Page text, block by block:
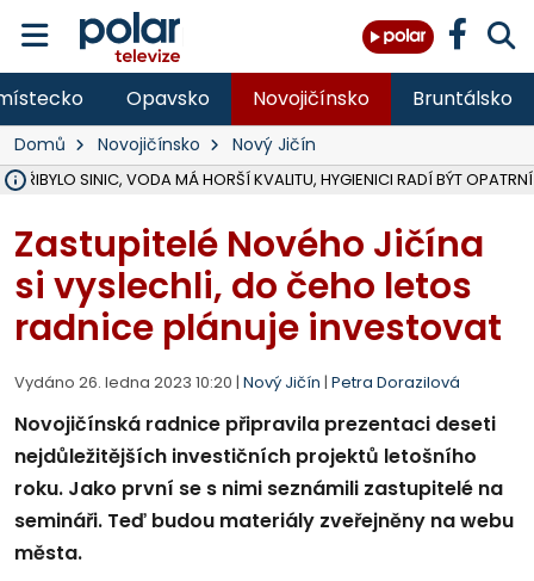
Opavsko Novojičínsko Bruntálsko
Domů Novojičínsko Nový Jičín
PŘIBYLO SINIC, VODA MÁ HORŠÍ KVALITU, HYGIENICI RADÍ BÝT OPATRNÍ
ÚOHS DAL ZÁTORU POKUTU 100 000 ZA CHYBY V ZAKÁZCE NA
Zastupitelé Nového Jičína
si vyslechli, do čeho letos
radnice plánuje investovat
Vydáno 26. ledna 2023 10:20 | Nový Jičín | Petra Dorazilová
Novojičínská radnice připravila prezentaci deseti
nejdůležitějších investičních projektů letošního
roku. Jako první se s nimi seznámili zastupitelé na
semináři. Teď budou materiály zveřejněny na webu
města.